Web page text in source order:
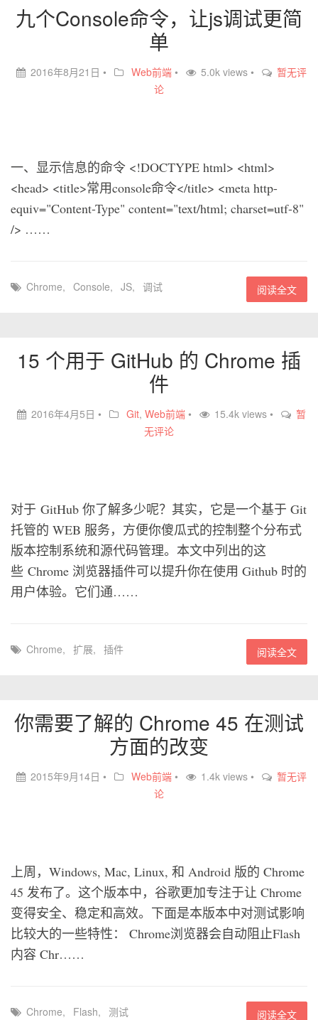
九个Console命令，让js调试更简
单
2016年8月21日 • Web前端 • 5.0k views •
暂无评
论
一、显示信息的命令 <!DOCTYPE html> <html>
<head> <title>常用console命令</title> <meta http-
equiv="Content-Type" content="text/html; charset=utf-8"
/> ……
Chrome, Console, JS, 调试 阅读全文
15 个用于 GitHub 的 Chrome 插
件
2016年4月5日 • Git, Web前端 • 15.4k views •
暂
无评论
对于 GitHub 你了解多少呢？其实，它是一个基于 Git
托管的 WEB 服务，方便你傻瓜式的控制整个分布式
版本控制系统和源代码管理。本文中列出的这
些 Chrome 浏览器插件可以提升你在使用 Github 时的
用户体验。它们通……
Chrome, 扩展, 插件 阅读全文
你需要了解的 Chrome 45 在测试
方面的改变
2015年9月14日 • Web前端 • 1.4k views •
暂无评
论
上周，Windows, Mac, Linux, 和 Android 版的 Chrome
45 发布了。这个版本中，谷歌更加专注于让 Chrome
变得安全、稳定和高效。下面是本版本中对测试影响
比较大的一些特性： Chrome浏览器会自动阻止Flash
内容 Chr……
Chrome, Flash, 测试 阅读全文